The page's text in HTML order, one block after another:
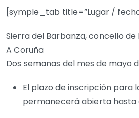
[symple_tab title=”Lugar /
Sierra del Barbanza, concello
A Coruña
Dos semanas del mes de mayo
El plazo de inscripción para
permanecerá abierta hasta